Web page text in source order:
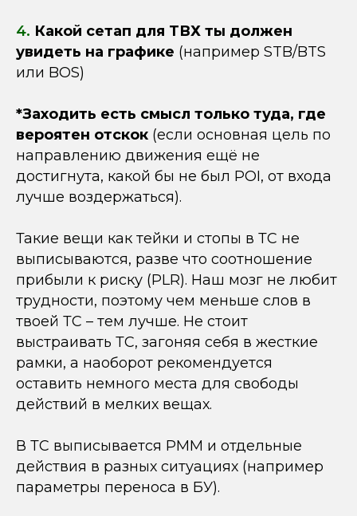
4. Какой сетап для ТВХ ты должен
увидеть на графике (например STB/BTS
или BOS)
*Заходить есть смысл только туда, где
вероятен отскок (если основная цель по
направлению движения ещё не
достигнута, какой бы не был POI, от входа
лучше воздержаться).
Такие вещи как тейки и стопы в ТС не
выписываются, разве что соотношение
прибыли к риску (PLR). Наш мозг не любит
трудности, поэтому чем меньше слов в
твоей ТС – тем лучше. Не стоит
выстраивать ТС, загоняя себя в жесткие
рамки, а наоборот рекомендуется
оставить немного места для свободы
действий в мелких вещах.
В ТС выписывается РММ и отдельные
действия в разных ситуациях (например
параметры переноса в БУ).